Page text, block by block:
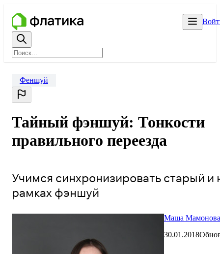
Феншуй
Тайный фэншуй: Тонкости
правильного переезда
Учимся синхронизировать старый и
рамках фэншуй
Маша Мамонова
30.01.2018